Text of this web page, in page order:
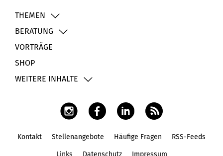
THEMEN
BERATUNG
VORTRÄGE
SHOP
WEITERE INHALTE
Kontakt Stellenangebote Häufige Fragen RSS-Feeds